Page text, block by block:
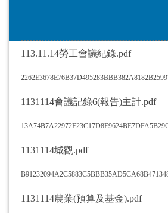
113.11.14勞工會議紀錄.pdf
1131114會議記錄6(報告)主計.pdf
1131114城觀.pdf
1131114農業(預算及基金).pdf